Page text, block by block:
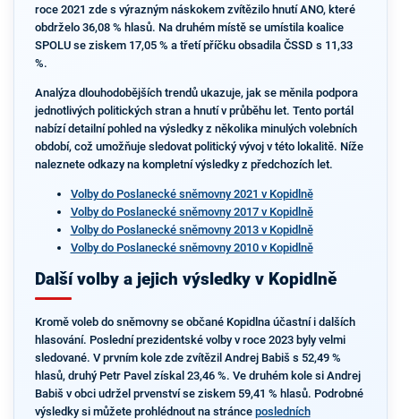
roce 2021 zde s výrazným náskokem zvítězilo hnutí ANO, které
obdrželo 36,08 % hlasů. Na druhém místě se umístila koalice
SPOLU se ziskem 17,05 % a třetí příčku obsadila ČSSD s 11,33
%.
Analýza dlouhodobějších trendů ukazuje, jak se měnila podpora
jednotlivých politických stran a hnutí v průběhu let. Tento portál
nabízí detailní pohled na výsledky z několika minulých volebních
období, což umožňuje sledovat politický vývoj v této lokalitě. Níže
naleznete odkazy na kompletní výsledky z předchozích let.
Volby do Poslanecké sněmovny 2021 v Kopidlně
Volby do Poslanecké sněmovny 2017 v Kopidlně
Volby do Poslanecké sněmovny 2013 v Kopidlně
Volby do Poslanecké sněmovny 2010 v Kopidlně
Další volby a jejich výsledky v Kopidlně
Kromě voleb do sněmovny se občané Kopidlna účastní i dalších
hlasování. Poslední prezidentské volby v roce 2023 byly velmi
sledované. V prvním kole zde zvítězil Andrej Babiš s 52,49 %
hlasů, druhý Petr Pavel získal 23,46 %. Ve druhém kole si Andrej
Babiš v obci udržel prvenství se ziskem 59,41 % hlasů. Podrobné
výsledky si můžete prohlédnout na stránce posledních